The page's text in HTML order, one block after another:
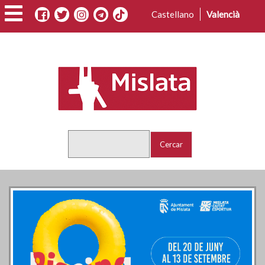
Vés
al
contingut
Castellano Valencià